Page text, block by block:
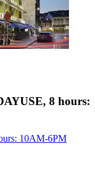
8 hours:
10AM-6PM